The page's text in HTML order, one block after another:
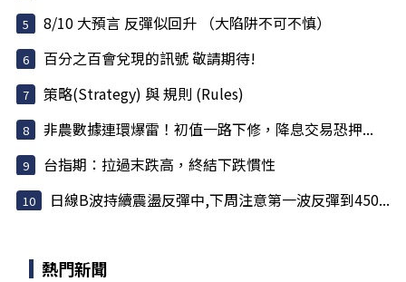
8/10 大預言 反彈似回升 （大陷阱不可不慎）
百分之百會兌現的訊號 敬請期待!
策略(Strategy) 與 規則 (Rules)
非農數據連環爆雷！初值一路下修，降息交易恐押...
台指期：拉過末跌高，終結下跌慣性
日線B波持續震盪反彈中,下周注意第一波反彈到450...
熱門新聞